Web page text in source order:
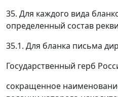
35. Для каждого вида
определенный состав
35.1. Для бланка письма
Государственный герб
сокращенное